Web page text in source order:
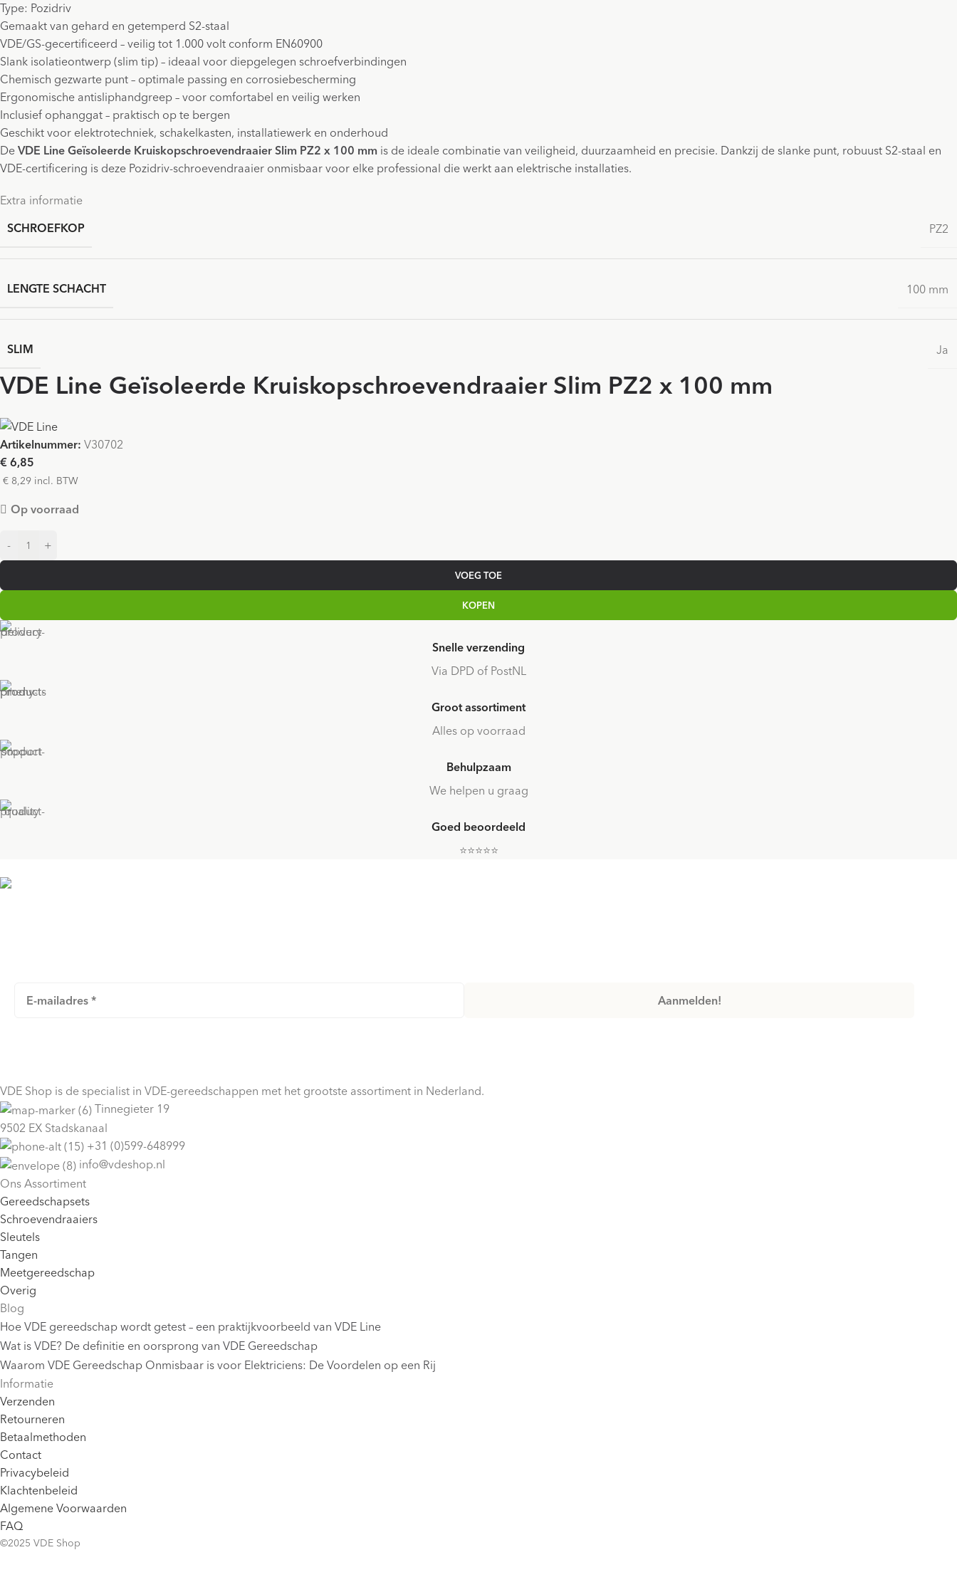
Type: Pozidriv
Gemaakt van gehard en getemperd S2-staal
VDE/GS-gecertificeerd – veilig tot 1.000 volt conform EN60900
Slank isolatieontwerp (slim tip) – ideaal voor diepgelegen schroefverbindingen
Chemisch gezwarte punt – optimale passing en corrosiebescherming
Ergonomische antisliphandgreep – voor comfortabel en veilig werken
Inclusief ophanggat – praktisch op te bergen
Geschikt voor elektrotechniek, schakelkasten, installatiewerk en onderhoud
De VDE Line Geïsoleerde Kruiskopschroevendraaier Slim PZ2 x 100 mm is de ideale combinatie van veiligheid, duurzaamheid en precisie. Dankzij de slanke punt, robuust S2-staal en
VDE-certificering is deze Pozidriv-schroevendraaier onmisbaar voor elke professional die werkt aan elektrische installaties.
Extra informatie
SCHROEFKOP
PZ2
LENGTE SCHACHT 100 mm
SLIM Ja
VDE Line Geïsoleerde Kruiskopschroevendraaier Slim PZ2 x 100 mm
Artikelnummer: V30702
€ 6,85
€ 8,29 incl. BTW
Op voorraad
- +
VOEG TOE
KOPEN
Snelle verzending
Via DPD of PostNL
Groot assortiment
Alles op voorraad
Behulpzaam
We helpen u graag
Goed beoordeeld
⭐️⭐️⭐️⭐️⭐️
VDE Shop is de specialist in VDE-gereedschappen met het grootste assortiment in Nederland.
Tinnegieter 19
9502 EX Stadskanaal
+31 (0)599-648999
info@vdeshop.nl
Ons Assortiment
Gereedschapsets
Schroevendraaiers
Sleutels
Tangen
Meetgereedschap
Overig
Blog
Hoe VDE gereedschap wordt getest – een praktijkvoorbeeld van VDE Line
Wat is VDE? De definitie en oorsprong van VDE Gereedschap
Waarom VDE Gereedschap Onmisbaar is voor Elektriciens: De Voordelen op een Rij
Informatie
Verzenden
Retourneren
Betaalmethoden
Contact
Privacybeleid
Klachtenbeleid
Algemene Voorwaarden
FAQ
©2025 VDE Shop